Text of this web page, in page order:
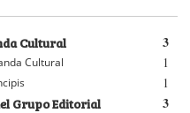
3
Cultural
1
Cultural
1
3
Grupo Editorial